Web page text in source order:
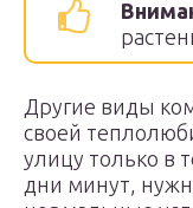
Другие виды
своей
улицу только в
дни минут,